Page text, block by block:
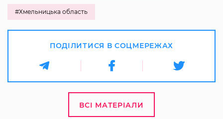
#Хмельницька область
ПОДІЛИТИСЯ В СОЦМЕРЕЖАХ
ВСІ МАТЕРІАЛИ